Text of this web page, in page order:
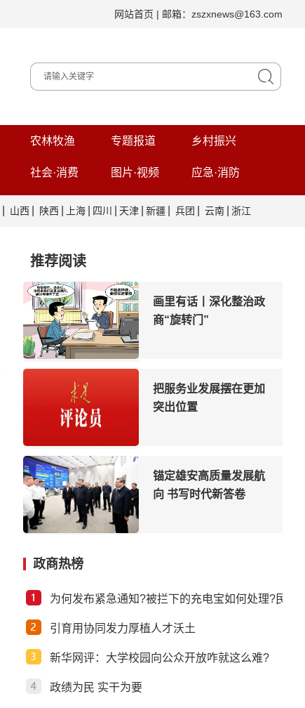
网站首页 | 邮箱：zszxnews@163.com
农林牧渔 专题报道 乡村振兴
社会·消费 图片·视频 应急·消防
山西 陕西 上海 四川 天津 新疆 兵团 云南 浙江
推荐阅读
画里有话丨深化整治政
商“旋转门”
把服务业发展摆在更加
突出位置
锚定雄安高质量发展航
向 书写时代新答卷
要指示部署
且慢“养龙虾”，先练好
政商热榜
为何发布紧急通知?被拦下的充电宝如何处理?民航
引育用协同发力厚植人才沃土
新华网评：大学校园向公众开放咋就这么难?
政绩为民 实干为要